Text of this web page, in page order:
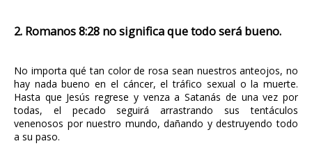
2. Romanos 8:28 no significa que todo será bueno.
No importa qué tan color de rosa sean nuestros anteojos, no
hay nada bueno en el cáncer, el tráfico sexual o la muerte.
Hasta que Jesús regrese y venza a Satanás de una vez por
todas, el pecado seguirá arrastrando sus tentáculos
venenosos por nuestro mundo, dañando y destruyendo todo
a su paso.